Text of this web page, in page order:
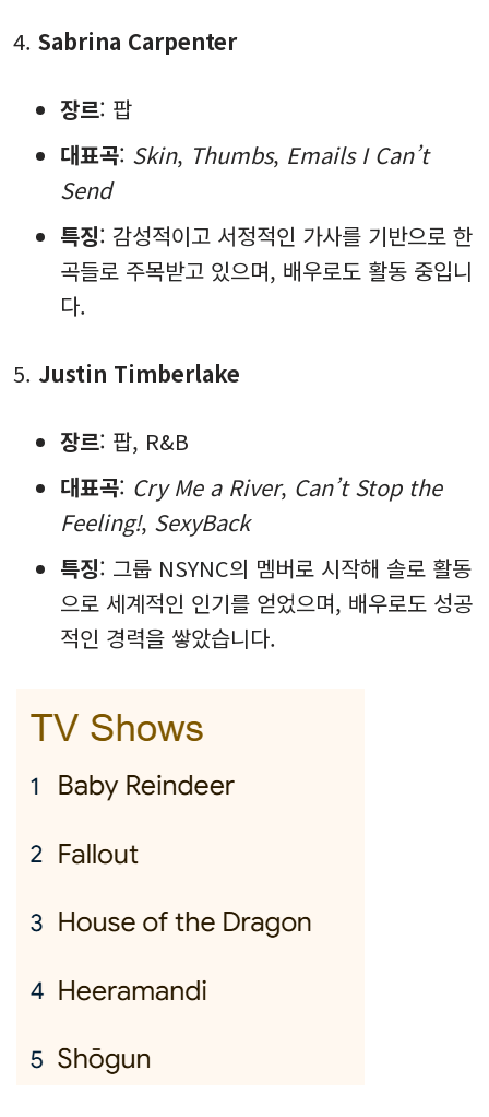
Sabrina Carpenter
장르: 팝
대표곡: Skin, Thumbs, Emails I Can’t
Send
특징: 감성적이고 서정적인 가사를 기반으로 한
곡들로 주목받고 있으며, 배우로도 활동 중입니
다.
Justin Timberlake
장르: 팝, R&B
대표곡: Cry Me a River, Can’t Stop the
Feeling!, SexyBack
특징: 그룹 NSYNC의 멤버로 시작해 솔로 활동
으로 세계적인 인기를 얻었으며, 배우로도 성공
적인 경력을 쌓았습니다.